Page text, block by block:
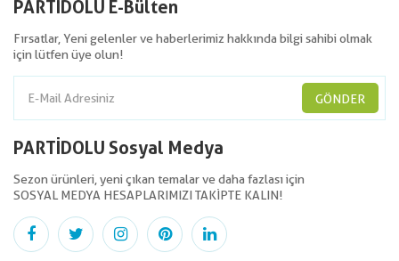
PARTİDOLU E-Bülten
Fırsatlar, Yeni gelenler ve haberlerimiz hakkında bilgi sahibi olmak
için lütfen üye olun!
GÖNDER
PARTİDOLU Sosyal Medya
Sezon ürünleri, yeni çıkan temalar ve daha fazlası için
SOSYAL MEDYA HESAPLARIMIZI TAKİPTE KALIN!